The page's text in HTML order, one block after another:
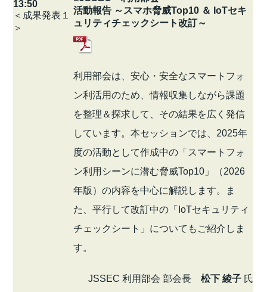
13:50
＜成果発表１
＞
活動報告 ～スマホ脅威Top10 ＆ IoTセキ
ュリティチェックシート改訂～
利用部会は、安心・安全なスマートフォ
ン利活用のため、情報収集しながら課題
を整理＆探求して、その結果を広く発信
しています。本セッションでは、2025年
度の活動として作成中の「スマートフォ
ン利用シーンに潜む脅威Top10」（2026
年版）の内容を中心に解説します。ま
た、平行して改訂中の「IoTセキュリティ
チェックシート」についてもご紹介しま
す。
JSSEC 利用部会 部会長松下 綾子 氏